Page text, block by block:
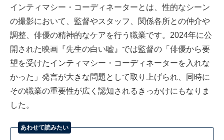
インティマシー・コーディネーターとは、性的なシーン
の撮影において、監督やスタッフ、関係各所との仲介や
調整、俳優の精神的なケアを行う職業です。2024年に公
開された映画『先生の白い嘘』では監督の「俳優から要
望を受けたインティマシー・コーディネーターを入れな
かった」発言が大きな問題として取り上げられ、同時に
その職業の重要性が広く認知されるきっかけにもなりま
した。
あわせて読みたい